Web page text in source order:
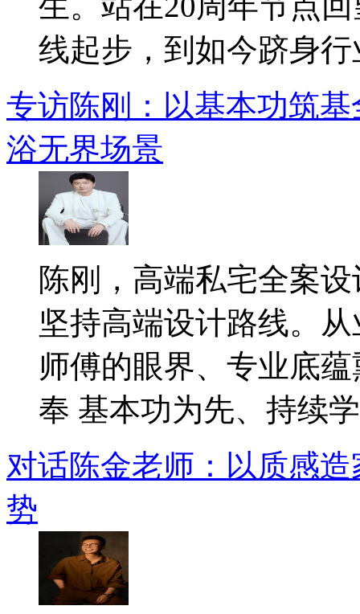
线起步，到如今跻身行
专访陈刚：以基本功筑
浴无界场景
陈刚，高端私宅全案
坚持高端设计路线。
师傅的眼界、专业底
奉 基本功为先、持续
对话陈金老师：以质感
势